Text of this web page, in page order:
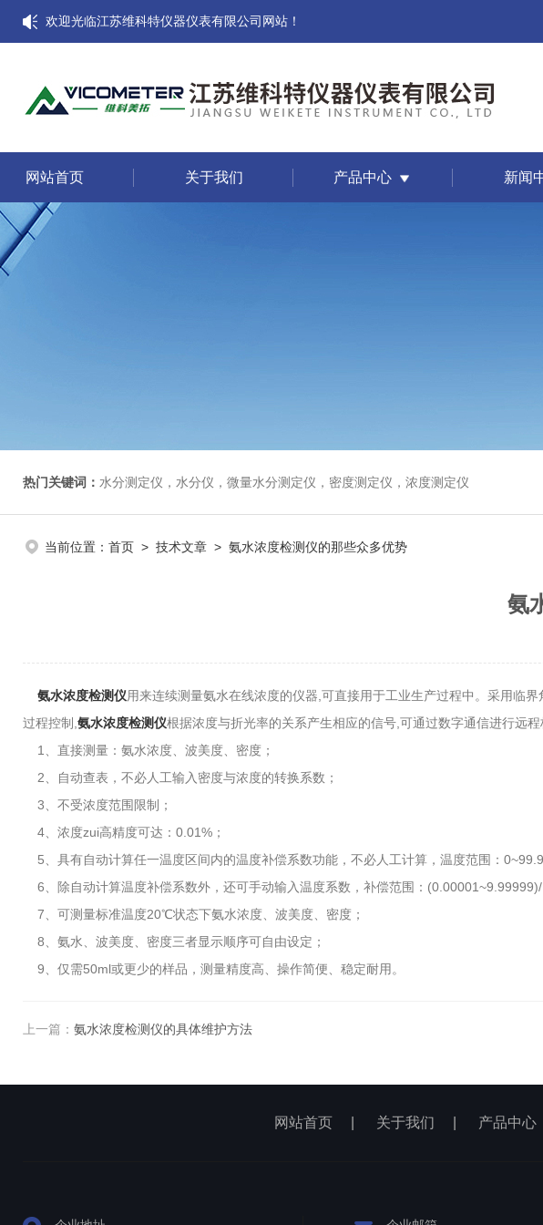
欢迎光临江苏维科特仪器仪表有限公司网站！
网站首页 关于我们 产品中心 新闻
热门关键词： 水分测定仪，水分仪，微量水分测定仪，密度测定仪，浓度测定仪
当前位置： 首页 > 技术文章 > 氨水浓度检测仪的那些众多优势
氨
氨水浓度检测仪用来连续测量氨水在线浓度的仪器,可直接用于工业生产过程中。采用临
过程控制, 氨水浓度检测仪根据浓度与折光率的关系产生相应的信号,可通过数字通信进行远程
1、直接测量：氨水浓度、波美度、密度；
2、自动查表，不必人工输入密度与浓度的转换系数；
3、不受浓度范围限制；
4、浓度zui高精度可达：0.01%；
5、具有自动计算任一温度区间内的温度补偿系数功能，不必人工计算，温度范围：
6、除自动计算温度补偿系数外，还可手动输入温度系数，补偿范围：
7、可测量标准温度20℃状态下氨水浓度、波美度、密度；
8、氨水、波美度、密度三者显示顺序可自由设定；
9、仅需50ml或更少的样品，测量精度高、操作简便、稳定耐用。
上一篇： 氨水浓度检测仪的具体维护方法
网站首页 关于我们 产品中心